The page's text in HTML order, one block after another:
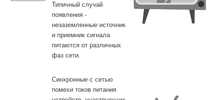
Типичный случай
появления -
незаземленные источник
и приемник сигнала
питаются от различных
фаз сети.
Синхронные с сетью
помехи токов питания